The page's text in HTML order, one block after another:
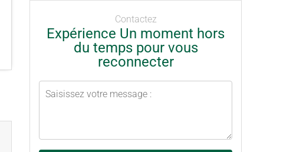
Contactez
Expérience Un moment hors
du temps pour vous
reconnecter